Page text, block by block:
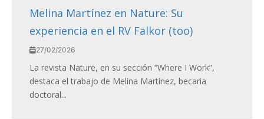
Melina Martínez en Nature: Su
experiencia en el RV Falkor (too)
27/02/2026
La revista Nature, en su sección “Where I Work”,
destaca el trabajo de Melina Martínez, becaria
doctoral...